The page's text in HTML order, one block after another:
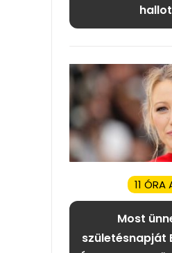
11 ÓRA
Most
születésnapját